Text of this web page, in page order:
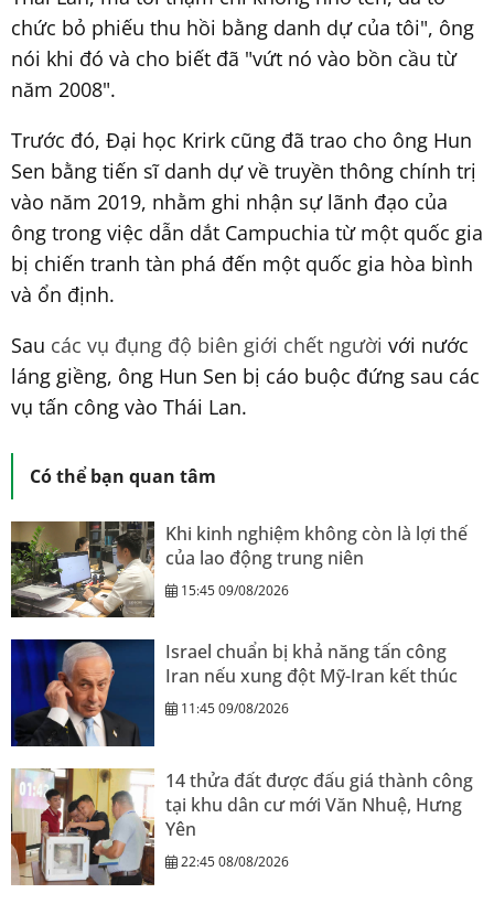
chức bỏ phiếu thu hồi bằng danh dự của tôi", ông
nói khi đó và cho biết đã "vứt nó vào bồn cầu từ
năm 2008".
Trước đó, Đại học Krirk cũng đã trao cho ông Hun
Sen bằng tiến sĩ danh dự về truyền thông chính trị
vào năm 2019, nhằm ghi nhận sự lãnh đạo của
ông trong việc dẫn dắt Campuchia từ một quốc gia
bị chiến tranh tàn phá đến một quốc gia hòa bình
và ổn định.
Sau các vụ đụng độ biên giới chết người với nước
láng giềng, ông Hun Sen bị cáo buộc đứng sau các
vụ tấn công vào Thái Lan.
Có thể bạn quan tâm
Khi kinh nghiệm không còn là lợi thế
của lao động trung niên
15:45 09/08/2026
Israel chuẩn bị khả năng tấn công
Iran nếu xung đột Mỹ-Iran kết thúc
11:45 09/08/2026
14 thửa đất được đấu giá thành công
tại khu dân cư mới Văn Nhuệ, Hưng
Yên
22:45 08/08/2026